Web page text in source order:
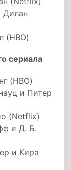
Дилан
(HBO)
сериала
(HBO)
и Питер
(Netflix)
и Д. Б.
и Кира